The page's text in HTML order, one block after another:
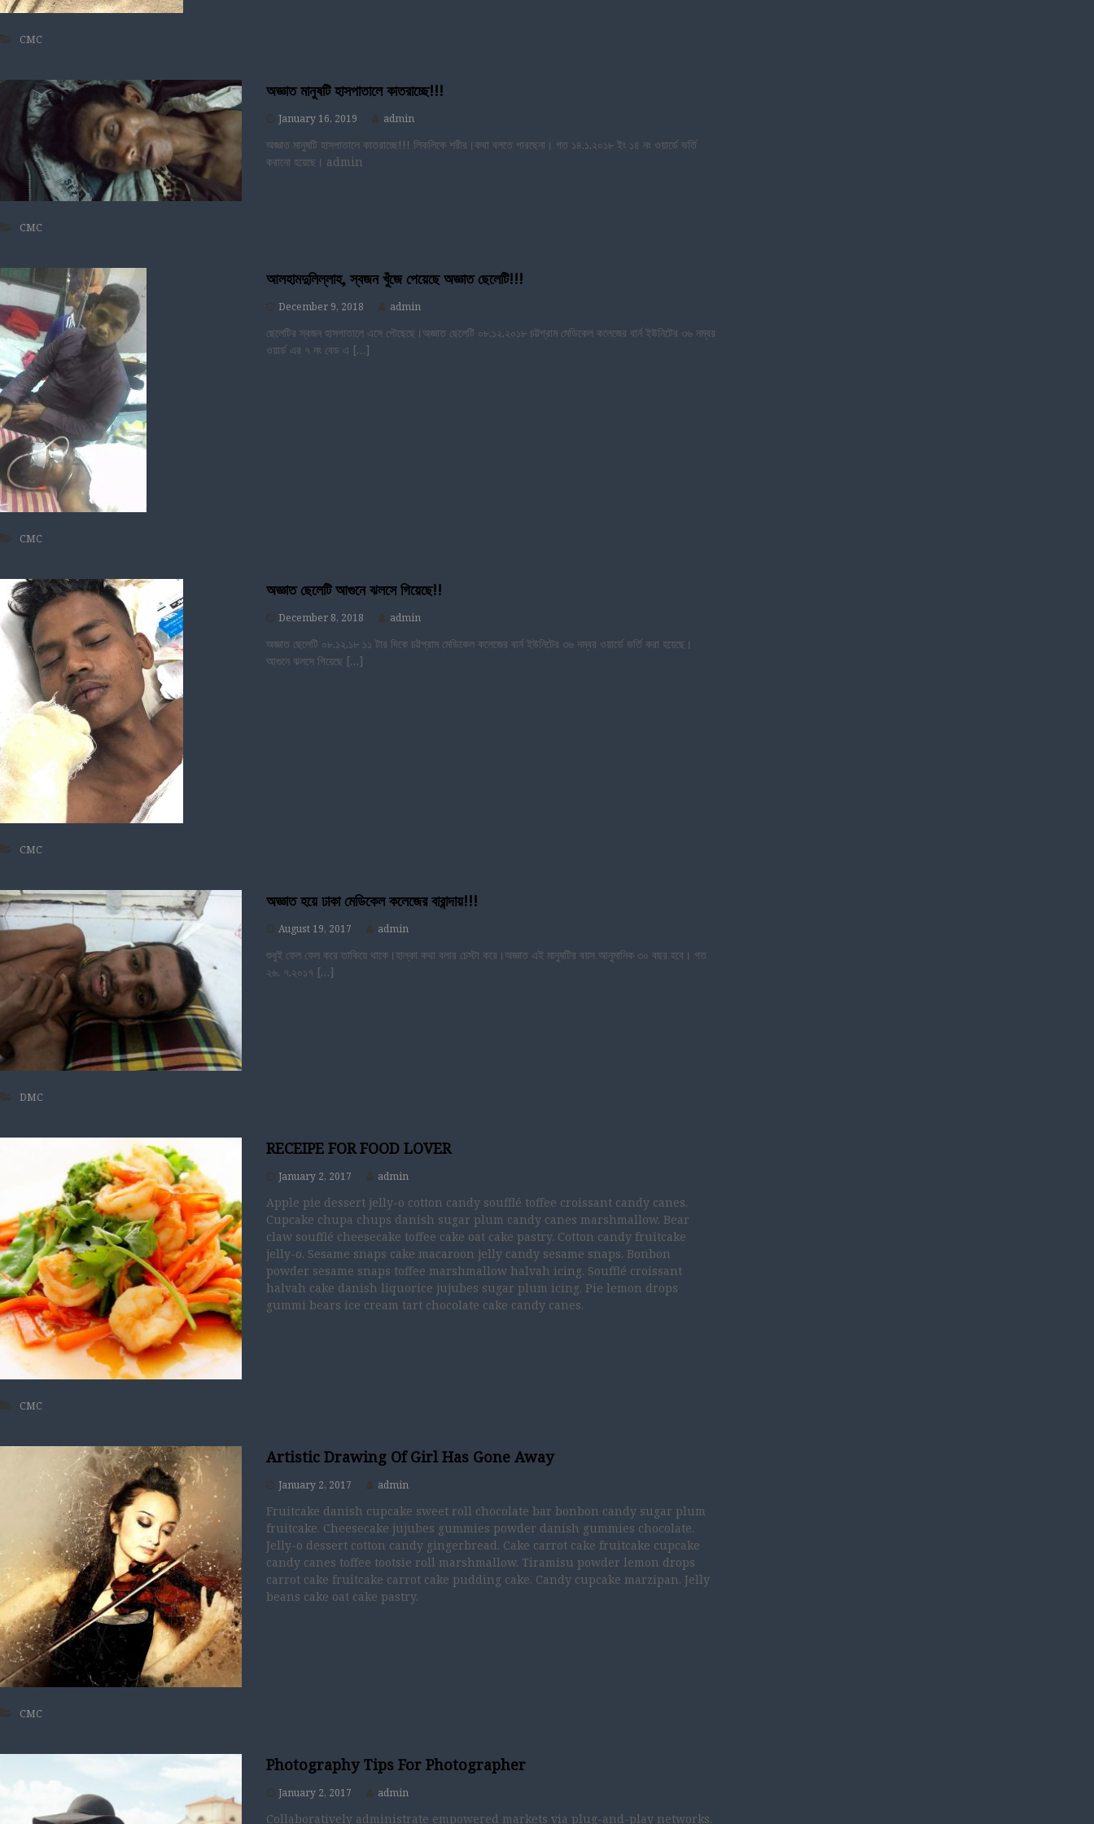
CMC
অজ্ঞাত মানুষটি হাসপাতালে কাতরাচ্ছে!!!
January 16, 2019 admin
অজ্ঞাত মানুষটি হাসপাতালে কাতরাচ্ছে!!! লিকলিকে শরীর।কথা বলতে পারছেনা। গত ১৪.১.২০১৮ ইং ১৪ নং ওয়ার্ডে ভর্তি
করানো হয়েছে। admin
CMC
আলহামদুলিল্লাহ, স্বজন খুঁজে পেয়েছে অজ্ঞাত ছেলেটি!!!
December 9, 2018 admin
ছেলেটির স্বজন হাসপাতালে এসে পৌছেছে।অজ্ঞাত ছেলেটি ০৮.১২.২০১৮ চট্টগ্রাম মেডিকেল কলেজের বার্ন ইউনিটের ৩৬ নম্বর
ওয়ার্ড এর ৭ নং বেড এ […]
CMC
অজ্ঞাত ছেলেটি আগুনে ঝলসে গিয়েছে!!
December 8, 2018 admin
অজ্ঞাত ছেলেটি ০৮.১২.১৮ ১১ টার দিকে চট্টগ্রাম মেডিকেল কলেজের বার্ন ইউনিটের ৩৬ নম্বর ওয়ার্ডে ভর্তি করা হয়েছে।
আগুনে ঝলসে গিয়েছে […]
CMC
অজ্ঞাত হয়ে ঢাকা মেডিকেল কলেজের বারান্দায়!!!
August 19, 2017 admin
শুধুই ফেল ফেল করে তাকিয়ে থাকে।হাল্কা কথা বলার চেস্টা করে।অজ্ঞাত এই মানুষটির বয়স আনুমানিক ৩০ বছর হবে। গত
২৬. ৭.২০১৭ […]
DMC
RECEIPE FOR FOOD LOVER
January 2, 2017 admin
Apple pie dessert jelly-o cotton candy soufflé toffee croissant candy canes.
Cupcake chupa chups danish sugar plum candy canes marshmallow. Bear
claw soufflé cheesecake toffee cake oat cake pastry. Cotton candy fruitcake
jelly-o. Sesame snaps cake macaroon jelly candy sesame snaps. Bonbon
powder sesame snaps toffee marshmallow halvah icing. Soufflé croissant
halvah cake danish liquorice jujubes sugar plum icing. Pie lemon drops
gummi bears ice cream tart chocolate cake candy canes.
CMC
Artistic Drawing Of Girl Has Gone Away
January 2, 2017 admin
Fruitcake danish cupcake sweet roll chocolate bar bonbon candy sugar plum
fruitcake. Cheesecake jujubes gummies powder danish gummies chocolate.
Jelly-o dessert cotton candy gingerbread. Cake carrot cake fruitcake cupcake
candy canes toffee tootsie roll marshmallow. Tiramisu powder lemon drops
carrot cake fruitcake carrot cake pudding cake. Candy cupcake marzipan. Jelly
beans cake oat cake pastry.
CMC
Photography Tips For Photographer
January 2, 2017 admin
Collaboratively administrate empowered markets via plug-and-play networks.